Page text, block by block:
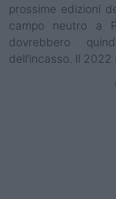
prossime edizioni
campo neutro a
dovrebbero
dell’incasso. Il